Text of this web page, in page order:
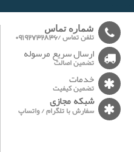
شماره تماس
تلفن تماس /09192732836
ارسال سریع مرسوله
تضمین اصالت
خدمات
تضمین کیفیت
شبکه مجازی
سفارش با تلگرام / واتساپ